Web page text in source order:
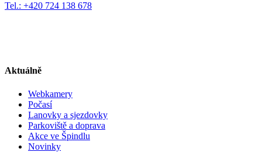
Tel.: +420 724 138 678
Aktuálně
Webkamery
Počasí
Lanovky a sjezdovky
Parkoviště a doprava
Akce ve Špindlu
Novinky